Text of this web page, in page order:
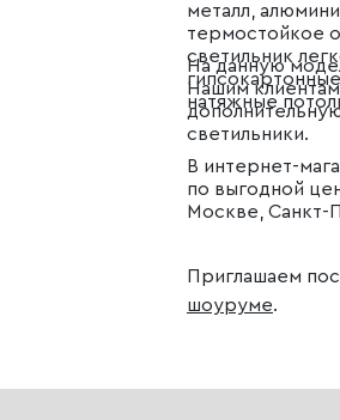
металл,
термостойкое
светильник
натяжные
На данную
Нашим
светильники.
В интернет-
по выгодной
Москве, Санкт-
Приглашаем
шоуруме.